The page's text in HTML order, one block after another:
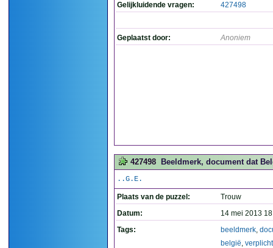
Gelijkluidende vragen:
427498
Geplaatst door: Anoniem
427498 Beeldmerk, document dat
..G.E.
Plaats van de puzzel:
Trouw
Datum:
14 mei 2013
Tags:
beeldmerk,
belgië, verplicht